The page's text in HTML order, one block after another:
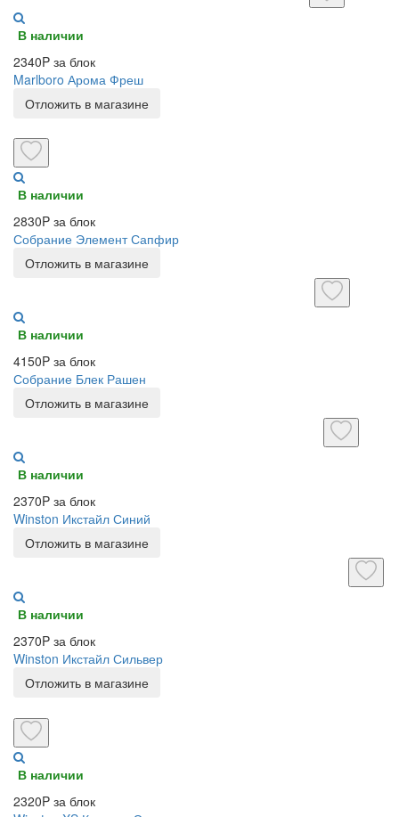
В наличии
2340P за блок
Marlboro Арома Фреш
Отложить в магазине
В наличии
2830P за блок
Собрание Элемент Сапфир
Отложить в магазине
В наличии
4150P за блок
Собрание Блек Рашен
Отложить в магазине
В наличии
2370P за блок
Winston Икстайл Синий
Отложить в магазине
В наличии
2370P за блок
Winston Икстайл Сильвер
Отложить в магазине
В наличии
2320P за блок